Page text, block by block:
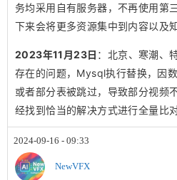
务均采用自有服务器，不再使用第
下来会将更多资源集中到内容以及
2023年11月23日 ：北京、寒潮、
存在的问题，Mysql执行替换，因
或者部分表被跳过，导致部分视频
经找到恰当的解决方式进行全量比对
2024-09-16 - 09:33
NewVFX